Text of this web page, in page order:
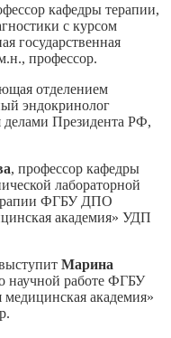
кафедры терапии,
с курсом
государственная
профессор.
отделением
эндокринолог
делами Президента РФ,
, профессор кафедры
лабораторной
ФГБУ ДПО
академия» УДП
Марина
научной работе ФГБУ
академия»